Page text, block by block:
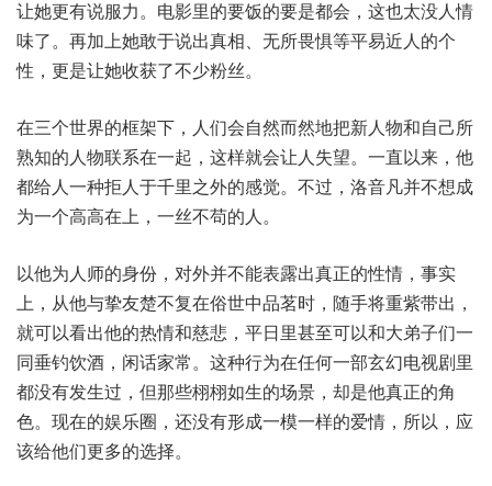
让她更有说服力。电影里的要饭的要是都会，这也太没人情
味了。再加上她敢于说出真相、无所畏惧等平易近人的个
性，更是让她收获了不少粉丝。
在三个世界的框架下，人们会自然而然地把新人物和自己所
熟知的人物联系在一起，这样就会让人失望。一直以来，他
都给人一种拒人于千里之外的感觉。不过，洛音凡并不想成
为一个高高在上，一丝不苟的人。
以他为人师的身份，对外并不能表露出真正的性情，事实
上，从他与挚友楚不复在俗世中品茗时，随手将重紫带出，
就可以看出他的热情和慈悲，平日里甚至可以和大弟子们一
同垂钓饮酒，闲话家常。这种行为在任何一部玄幻电视剧里
都没有发生过，但那些栩栩如生的场景，却是他真正的角
色。现在的娱乐圈，还没有形成一模一样的爱情，所以，应
该给他们更多的选择。